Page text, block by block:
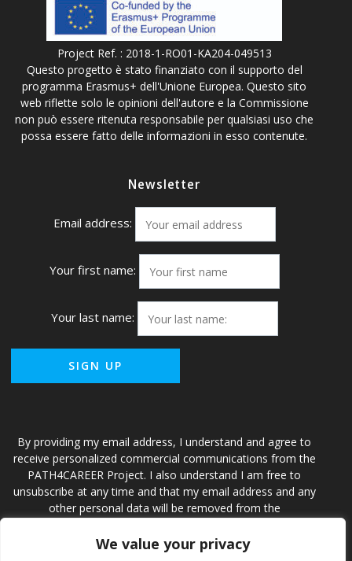
We value your privacy
Project Ref. : 2018-1-RO01-KA204-049513
Questo progetto è stato finanziato con il supporto del
programma Erasmus+ dell'Unione Europea. Questo sito
web riflette solo le opinioni dell'autore e la Commissione
non può essere ritenuta responsabile per qualsiasi uso che
possa essere fatto delle informazioni in esso contenute.
Newsletter
Email address:
Your first name:
Your last name:
By providing my email address, I understand and agree to
receive personalized commercial communications from the
PATH4CAREER Project. I also understand I am free to
unsubscribe at any time and that my email address and any
other personal data will be removed from the